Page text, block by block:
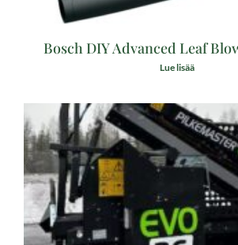
Bosch DIY Advanced Leaf
Lue lisää